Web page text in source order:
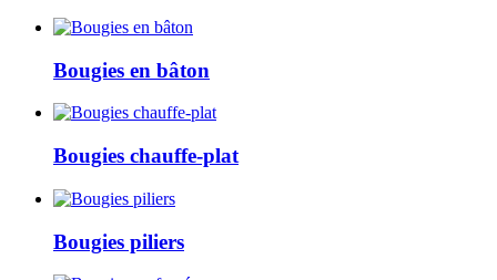
Bougies en bâton
Bougies chauffe-plat
Bougies piliers